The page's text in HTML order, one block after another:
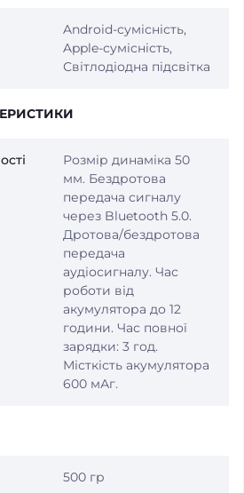
Android-сумісність,
Apple-сумісність,
Світлодіодна підсвітка
Розмір динаміка 50
мм. Бездротова
передача сигналу
через Bluetooth 5.0.
Дротова/бездротова
передача
аудіосигналу. Час
роботи від
акумулятора до 12
години. Час повної
зарядки: 3 год.
Місткість акумулятора
600 мАг.
500 гр